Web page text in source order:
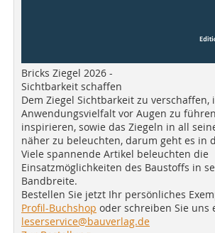
Bricks Ziegel 2026 -
Sichtbarkeit schaffen
Dem Ziegel Sichtbarkeit zu
Anwendungsvielfalt vor Augen zu
inspirieren, sowie das Ziegeln in all
näher zu beleuchten, darum geht es in
Viele spannende Artikel beleuchten die
Einsatzmöglichkeiten des Baustoffs in
Bandbreite.
Bestellen Sie jetzt Ihr persönliches
Profil-Buchshop oder schreiben Sie uns
leserservice@bauverlag.de